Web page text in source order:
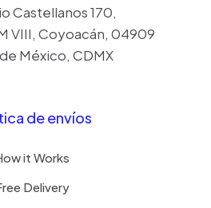
Castellanos 170,
VIII, Coyoacán, 04909
México, CDMX
de envíos
it Works
Delivery